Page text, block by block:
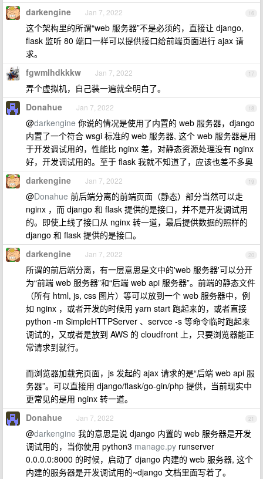
16
darkengine Jan 7, 2022
这个架构里的所谓“web 服务器”不是必须的，直接让 django,
flask 监听 80 端口一样可以提供接口给前端页面进行 ajax 请
求。
17
fgwmlhdkkkw Jan 7, 2022
弄个虚拟机，自己装一遍就全明白了。
18
Donahue Jan 7, 2022
@darkengine 你说的情况是使用了内置的 web 服务器，django
内置了一个符合 wsgi 标准的 web 服务器, 这个 web 服务器是用
于开发调试用的，性能比 nginx 差，对静态资源处理没有 nginx
好，开发调试用的。至于 flask 我就不知道了，应该也差不多奥
19
darkengine Jan 7, 2022
@Donahue 前后端分离的前端页面（静态）部分当然可以走
nginx ，而 django 和 flask 提供的是接口，并不是开发调试用
的。即使上线了接口从 nginx 转一道，最后提供数据的照样的
django 和 flask 提供的是接口。
20
darkengine Jan 7, 2022
所谓的前后端分离，有一层意思是文中的'web 服务器'可以分开
为“前端 web 服务器”和“后端 web api 服务器”。前端的静态文件
（所有 html, js, css 图片）等可以放到一个 web 服务器中，例
如 nginx ，或者开发的时候用 yarn start 跑起来的，或者直接
python -m SimpleHTTPServer 、servce -s 等命令临时跑起来
调试的，又或者是放到 AWS 的 cloudfront 上，只要浏览器能正
常请求到就行。
而浏览器加载完页面，js 发起的 ajax 请求的是“后端 web api 服
务器”。可以直接用 django/flask/go-gin/php 提供，当前现实中
更常见的是用 nginx 转一道。
21
Donahue Jan 7, 2022
@darkengine 我的意思是说 django 内置的 web 服务器是开发
调试用的，当你使用 python3 manage.py runserver
0.0.0.0:8000 的时候，启动了 django 内建的 web 服务器, 这个
内建的服务器是开发调试用的~django 文档里面写着了。